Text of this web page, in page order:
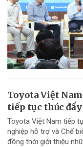
Toyota Việt
tiếp tục thúc
Toyota Việt Nam tiếp
nghiệp hỗ trợ và Chế
đồng thời giới thiệu